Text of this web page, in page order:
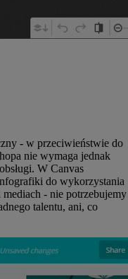
- w przeciwieństwie do
nie wymaga jednak
W Canvas
do wykorzystania
- nie potrzebujemy
talentu, ani, co